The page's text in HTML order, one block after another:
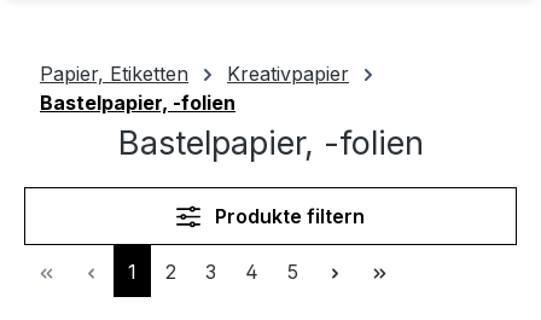
Papier, Etiketten
Kreativpapier
Bastelpapier, -folien
Bastelpapier, -folien
Produkte filtern
Seite
1 Seite
2 Seite
3 Seite
4 Seite
5